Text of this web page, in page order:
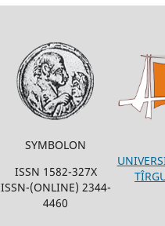
SYMBOLON
ISSN 1582-327X
ISSN-(ONLINE) 2344-
4460